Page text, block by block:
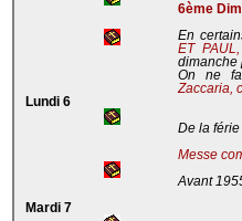
6ème
En
ET
dimanche
On ne
Zaccaria,
Lundi 6
De la férie
Messe
Avant
Mardi 7